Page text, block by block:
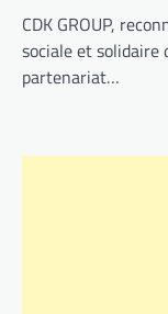
CDK GROUP,
sociale et solidaire
partenariat…